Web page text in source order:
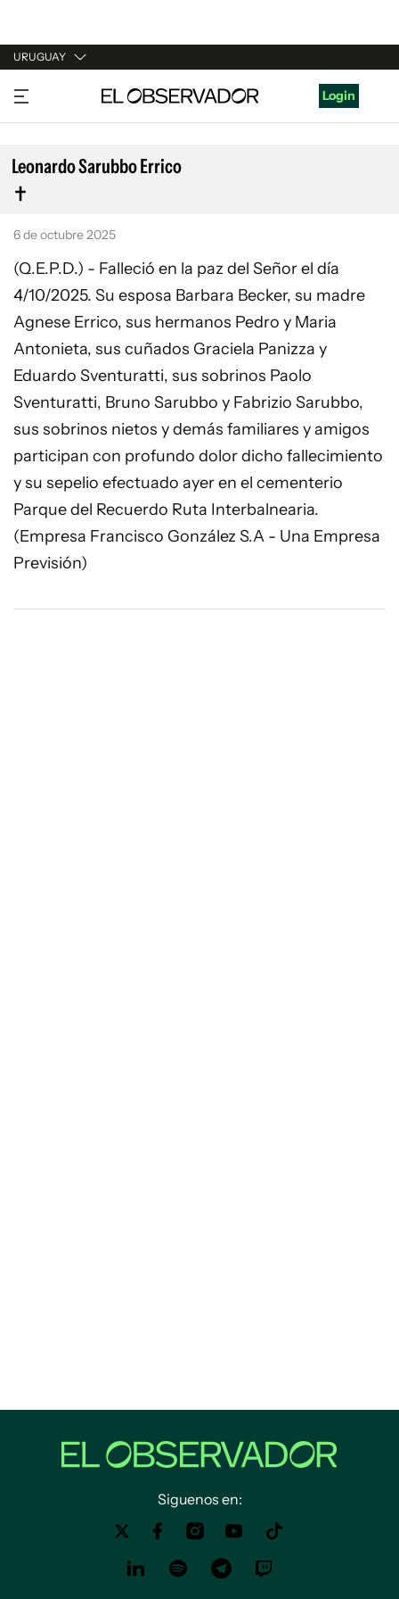
URUGUAY
URUGUAY
ARGENTINA
ESPAÑA
ESTADOS UNIDOS
Login
Leonardo Sarubbo Errico
6 de octubre 2025
(Q.E.P.D.) - Falleció en la paz del Señor el día
4/10/2025. Su esposa Barbara Becker, su madre
Agnese Errico, sus hermanos Pedro y Maria
Antonieta, sus cuñados Graciela Panizza y
Eduardo Sventuratti, sus sobrinos Paolo
Sventuratti, Bruno Sarubbo y Fabrizio Sarubbo,
sus sobrinos nietos y demás familiares y amigos
participan con profundo dolor dicho fallecimiento
y su sepelio efectuado ayer en el cementerio
Parque del Recuerdo Ruta Interbalnearia.
(Empresa Francisco González S.A - Una Empresa
Previsión)
Siguenos en: